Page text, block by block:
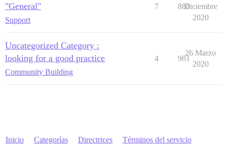
"General"
Support
7 880Diciembre
2020
Uncategorized Category :
looking for a good practice
Community Building
4 981
26 Marzo
2020
Inicio Categorías Directrices Términos del servicio